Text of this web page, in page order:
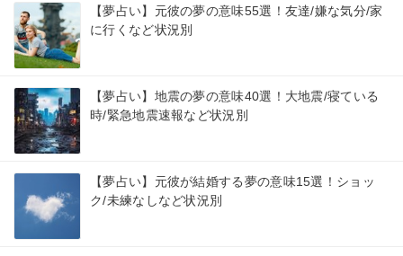
【夢占い】元彼の夢の意味55選！友達/嫌な気分/家
に行くなど状況別
【夢占い】地震の夢の意味40選！大地震/寝ている
時/緊急地震速報など状況別
【夢占い】元彼が結婚する夢の意味15選！ショッ
ク/未練なしなど状況別